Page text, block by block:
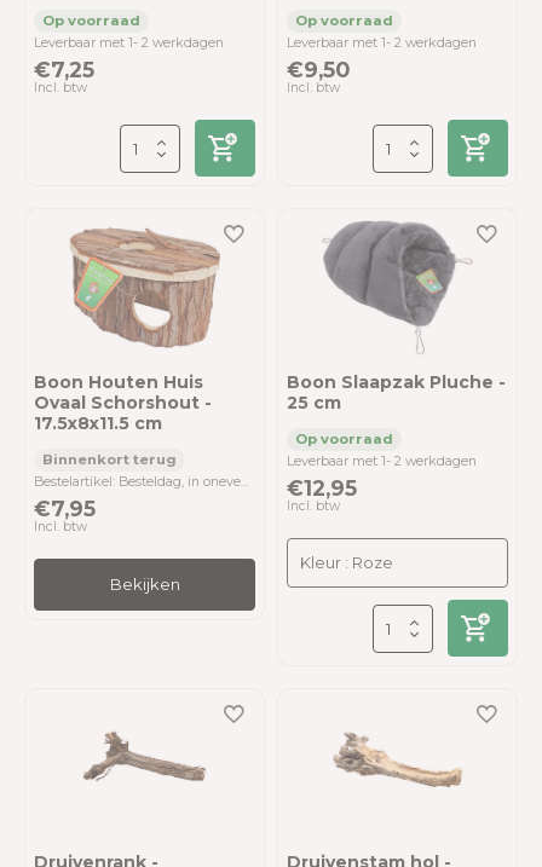
Leverbaar met 1- 2 werkdagen
€7,25
Incl. btw
Leverbaar met 1- 2 werkdagen
€9,50
Incl. btw
Boon Houten Huis
Ovaal Schorshout -
17.5x8x11.5 cm
Bestelartikel: Besteldag, in oneven weken, uiterlijk zondag <00.00 uur - Verzenddag dinsdag
€7,95
Incl. btw
Bekijken
Boon Slaapzak Pluche -
25 cm
Leverbaar met 1- 2 werkdagen
€12,95
Incl. btw
Druivenrank - Druivenstam hol -